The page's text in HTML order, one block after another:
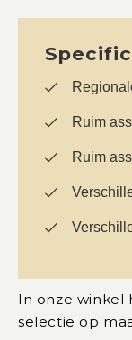
Ruim
Ruim
In onze winkel
selectie op